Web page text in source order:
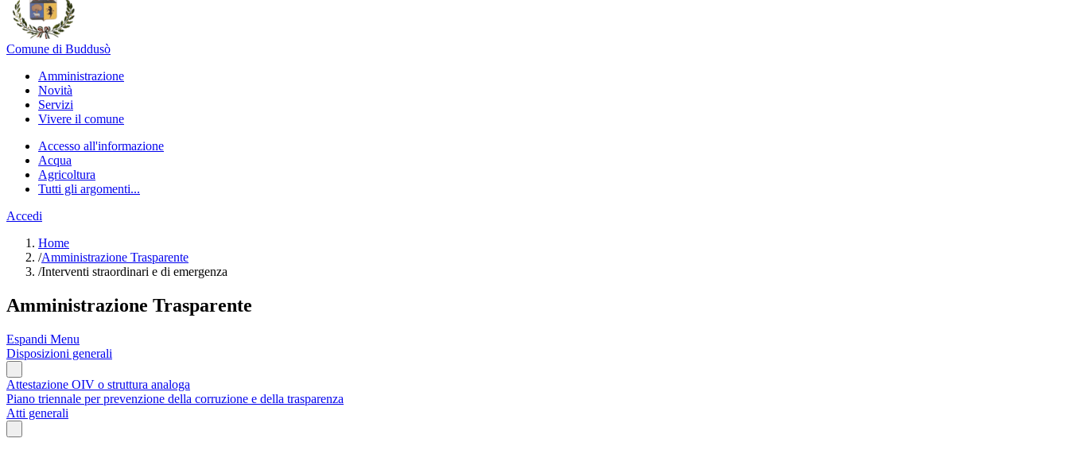
Comune di Buddusò
Amministrazione
Novità
Servizi
Vivere il comune
Accesso all'informazione
Acqua
Agricoltura
Tutti gli argomenti...
Accedi
Home
/Amministrazione Trasparente
/Interventi straordinari e di emergenza
Amministrazione Trasparente
Espandi Menu
Disposizioni generali
Attestazione OIV o struttura analoga
Piano triennale per prevenzione della corruzione e della trasparenza
Atti generali